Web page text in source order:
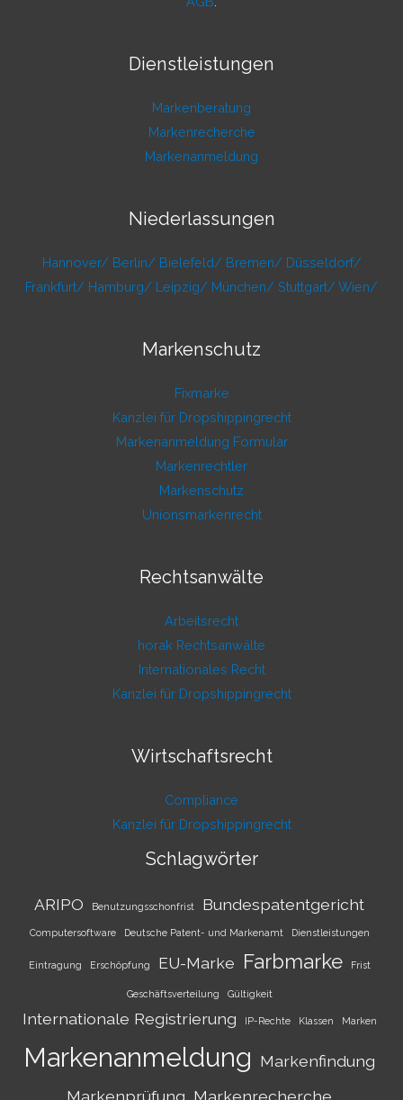
Dienstleistungen
Markenberatung
Markenrecherche
Markenanmeldung
Niederlassungen
Hannover/ Berlin/ Bielefeld/ Bremen/ Düsseldorf/
Frankfurt/ Hamburg/ Leipzig/ München/ Stuttgart/ Wien/
Markenschutz
Fixmarke
Kanzlei für Dropshippingrecht
Markenanmeldung Formular
Markenrechtler
Markenschutz
Unionsmarkenrecht
Rechtsanwälte
Arbeitsrecht
horak Rechtsanwälte
Internationales Recht
Kanzlei für Dropshippingrecht
Wirtschaftsrecht
Compliance
Kanzlei für Dropshippingrecht
Schlagwörter
ARIPO Benutzungsschonfrist Bundespatentgericht
Computersoftware Deutsche Patent- und Markenamt Dienstleistungen
Eintragung Erschöpfung EU-Marke Farbmarke Frist
Geschäftsverteilung Gültigkeit
Internationale Registrierung IP-Rechte Klassen Marken
Markenanmeldung Markenfindung
Markenprüfung Markenrecherche